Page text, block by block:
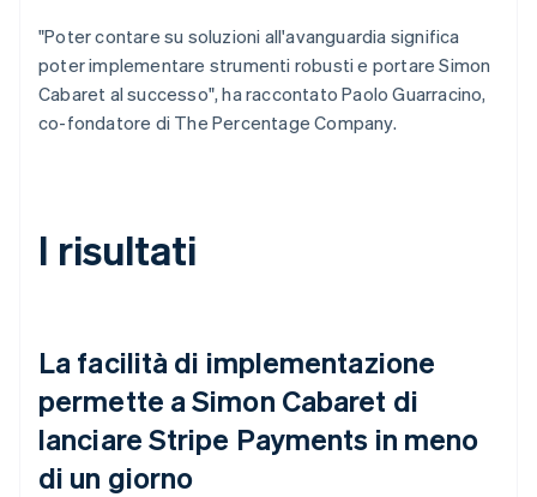
"Poter contare su soluzioni all'avanguardia significa
poter implementare strumenti robusti e portare Simon
Cabaret al successo", ha raccontato Paolo Guarracino,
co-fondatore di The Percentage Company.
I risultati
La facilità di implementazione
permette a Simon Cabaret di
lanciare Stripe Payments in meno
di un giorno